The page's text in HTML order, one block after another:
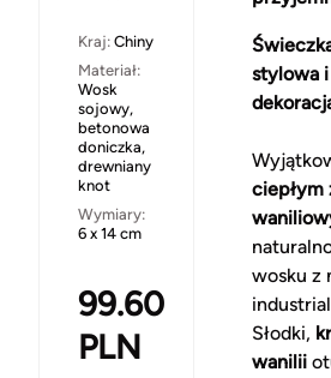
Kraj: Chiny
Materiał:
Wosk
sojowy,
betonowa
doniczka,
drewniany
knot
Wymiary:
6 x 14 cm
99.60
PLN
stylowa
ciepłym
wosku z
Słodki,
wanilii